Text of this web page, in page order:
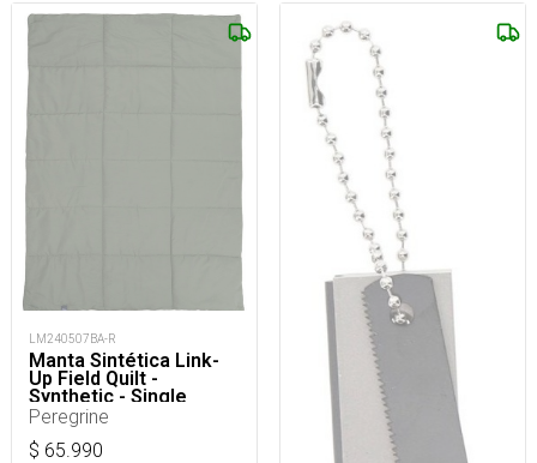
LM240507BA-R
Manta Sintética Link-
Up Field Quilt -
Synthetic - Single
Peregrine
$ 65.990